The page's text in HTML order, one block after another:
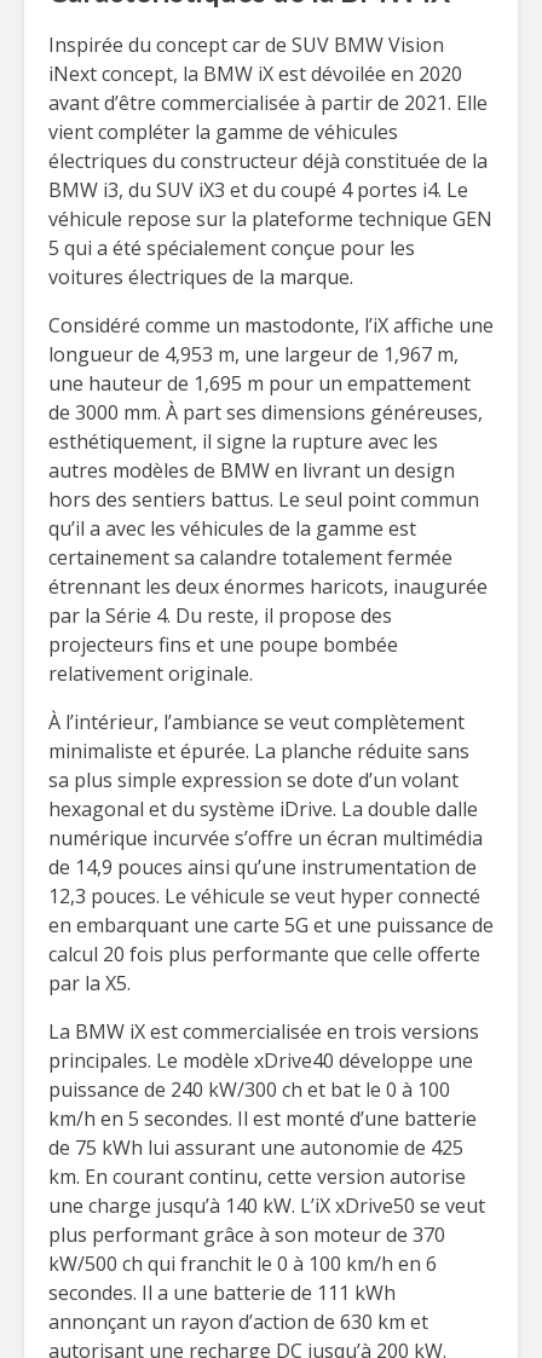
Inspirée du concept car de SUV BMW Vision
iNext concept, la BMW iX est dévoilée en 2020
avant d’être commercialisée à partir de 2021. Elle
vient compléter la gamme de véhicules
électriques du constructeur déjà constituée de la
BMW i3, du SUV iX3 et du coupé 4 portes i4. Le
véhicule repose sur la plateforme technique GEN
5 qui a été spécialement conçue pour les
voitures électriques de la marque.
Considéré comme un mastodonte, l’iX affiche une
longueur de 4,953 m, une largeur de 1,967 m,
une hauteur de 1,695 m pour un empattement
de 3000 mm. À part ses dimensions généreuses,
esthétiquement, il signe la rupture avec les
autres modèles de BMW en livrant un design
hors des sentiers battus. Le seul point commun
qu’il a avec les véhicules de la gamme est
certainement sa calandre totalement fermée
étrennant les deux énormes haricots, inaugurée
par la Série 4. Du reste, il propose des
projecteurs fins et une poupe bombée
relativement originale.
À l’intérieur, l’ambiance se veut complètement
minimaliste et épurée. La planche réduite sans
sa plus simple expression se dote d’un volant
hexagonal et du système iDrive. La double dalle
numérique incurvée s’offre un écran multimédia
de 14,9 pouces ainsi qu’une instrumentation de
12,3 pouces. Le véhicule se veut hyper connecté
en embarquant une carte 5G et une puissance de
calcul 20 fois plus performante que celle offerte
par la X5.
La BMW iX est commercialisée en trois versions
principales. Le modèle xDrive40 développe une
puissance de 240 kW/300 ch et bat le 0 à 100
km/h en 5 secondes. Il est monté d’une batterie
de 75 kWh lui assurant une autonomie de 425
km. En courant continu, cette version autorise
une charge jusqu’à 140 kW. L’iX xDrive50 se veut
plus performant grâce à son moteur de 370
kW/500 ch qui franchit le 0 à 100 km/h en 6
secondes. Il a une batterie de 111 kWh
annonçant un rayon d’action de 630 km et
autorisant une recharge DC jusqu’à 200 kW.